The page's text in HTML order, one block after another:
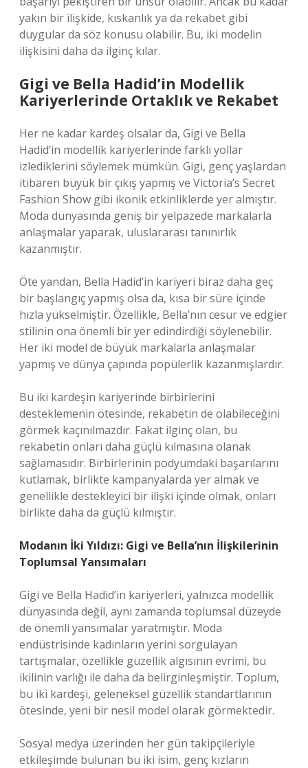
yakın bir ilişkide, kıskanlık ya da rekabet gibi
duygular da söz konusu olabilir. Bu, iki modelin
ilişkisini daha da ilginç kılar.
Gigi ve Bella Hadid’in Modellik
Kariyerlerinde Ortaklık ve Rekabet
Her ne kadar kardeş olsalar da, Gigi ve Bella
Hadid’in modellik kariyerlerinde farklı yollar
izlediklerini söylemek mümkün. Gigi, genç yaşlardan
itibaren büyük bir çıkış yapmış ve Victoria’s Secret
Fashion Show gibi ikonik etkinliklerde yer almıştır.
Moda dünyasında geniş bir yelpazede markalarla
anlaşmalar yaparak, uluslararası tanınırlık
kazanmıştır.
Öte yandan, Bella Hadid’in kariyeri biraz daha geç
bir başlangıç yapmış olsa da, kısa bir süre içinde
hızla yükselmiştir. Özellikle, Bella’nın cesur ve edgier
stilinin ona önemli bir yer edindirdiği söylenebilir.
Her iki model de büyük markalarla anlaşmalar
yapmış ve dünya çapında popülerlik kazanmışlardır.
Bu iki kardeşin kariyerinde birbirlerini
desteklemenin ötesinde, rekabetin de olabileceğini
görmek kaçınılmazdır. Fakat ilginç olan, bu
rekabetin onları daha güçlü kılmasına olanak
sağlamasıdır. Birbirlerinin podyumdaki başarılarını
kutlamak, birlikte kampanyalarda yer almak ve
genellikle destekleyici bir ilişki içinde olmak, onları
birlikte daha da güçlü kılmıştır.
Modanın İki Yıldızı: Gigi ve Bella’nın İlişkilerinin
Toplumsal Yansımaları
Gigi ve Bella Hadid’in kariyerleri, yalnızca modellik
dünyasında değil, aynı zamanda toplumsal düzeyde
de önemli yansımalar yaratmıştır. Moda
endüstrisinde kadınların yerini sorgulayan
tartışmalar, özellikle güzellik algısının evrimi, bu
ikilinin varlığı ile daha da belirginleşmiştir. Toplum,
bu iki kardeşi, geleneksel güzellik standartlarının
ötesinde, yeni bir nesil model olarak görmektedir.
Sosyal medya üzerinden her gün takipçileriyle
etkileşimde bulunan bu iki isim, genç kızların